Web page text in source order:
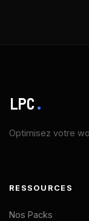
LPC.
Optimisez votre
RESSOURCES
Nos Packs